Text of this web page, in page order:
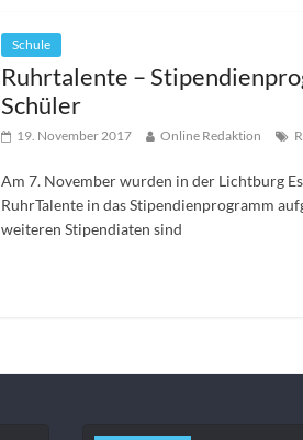
Schule
Ruhrtalente –
Schüler
19. November 2017 Online Redaktion
Am 7. November wurden in der Lichtburg
RuhrTalente in das Stipendienprogramm
weiteren Stipendiaten sind